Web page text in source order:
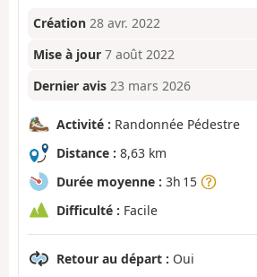
Création 28 avr. 2022
Mise à jour 7 août 2022
Dernier avis 23 mars 2026
Activité : Randonnée Pédestre
Distance : 8,63 km
Durée moyenne : 3h 15
Difficulté : Facile
Retour au départ : Oui